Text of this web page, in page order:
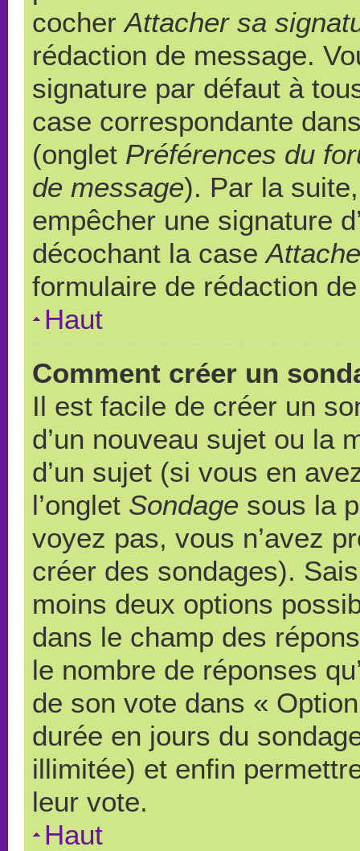
cocherAttacher sa
rédaction de message.
signature par défaut à
case correspondante
(onglet Préférences du
de message). Par la
empêcher une signature
décochant la case
formulaire de rédaction
Haut
Comment créer un
Il est facile de créer un
d’un nouveau sujet ou la
d’un sujet (si vous en
l’onglet Sondage sous la
voyez pas, vous n’avez
créer des sondages).
moins deux options
dans le champ des
le nombre de réponses
de son vote dans «
durée en jours du
illimitée) et enfin
leur vote.
Haut